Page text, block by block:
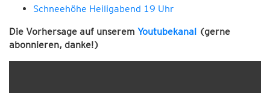
Schneehöhe Heiligabend 19 Uhr
Die Vorhersage auf unserem Youtubekanal (gerne
abonnieren, danke!)